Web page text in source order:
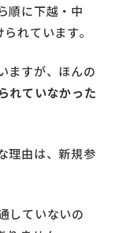
順に下越・中
れています。
ますが、ほんの
れていなかった
理由は、新規参
していないの